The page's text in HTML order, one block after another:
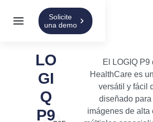
Solicite
una demo
LO
GI
Q
P9
El LOGIQ P9
HealthCare es
versátil y fácil
diseñado para
imágenes de alta